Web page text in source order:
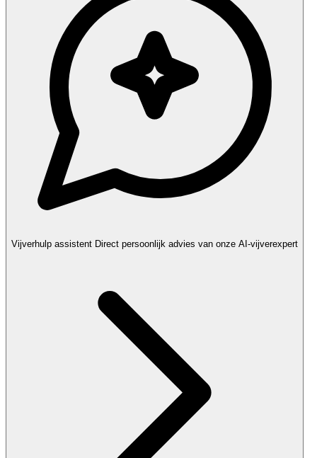
Vijverhulp assistent Direct persoonlijk advies van onze AI-vijverexpert